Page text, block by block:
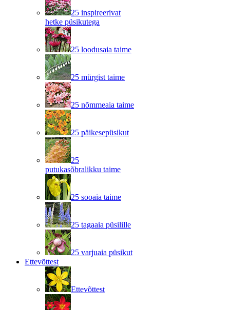
25 inspireerivat
hetke püsikutega
25 loodusaia taime
25 mürgist taime
25 nõmmeaia taime
25 päikesepüsikut
25
putukasõbralikku taime
25 sooaia taime
25 tagaaia püsilille
25 varjuaia püsikut
Ettevõttest
Ettevõttest